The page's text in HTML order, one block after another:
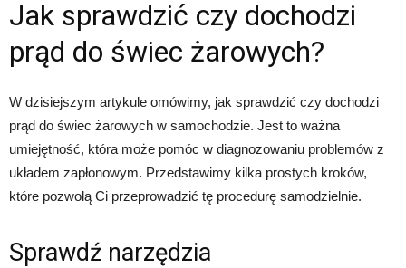
Jak sprawdzić czy dochodzi
prąd do świec żarowych?
W dzisiejszym artykule omówimy, jak sprawdzić czy dochodzi
prąd do świec żarowych w samochodzie. Jest to ważna
umiejętność, która może pomóc w diagnozowaniu problemów z
układem zapłonowym. Przedstawimy kilka prostych kroków,
które pozwolą Ci przeprowadzić tę procedurę samodzielnie.
Sprawdź narzędzia